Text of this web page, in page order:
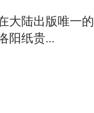
大陆出版唯一
阳纸贵...